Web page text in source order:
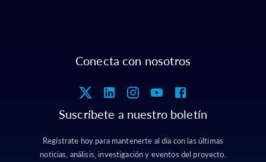
Conecta con nosotros
Suscríbete a nuestro boletín
Regístrate hoy para mantenerte al día con las últimas
noticias, análisis, investigación y eventos del proyecto.